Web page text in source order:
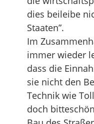
dies beileibe
Staaten”.
Im
immer wieder
dass die
sie nicht den
Technik wie
doch